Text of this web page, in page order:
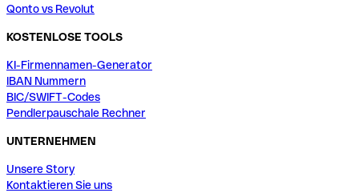
Qonto vs Revolut
KOSTENLOSE TOOLS
KI-Firmennamen-Generator
IBAN Nummern
BIC/SWIFT-Codes
Pendlerpauschale Rechner
UNTERNEHMEN
Unsere Story
Kontaktieren Sie uns